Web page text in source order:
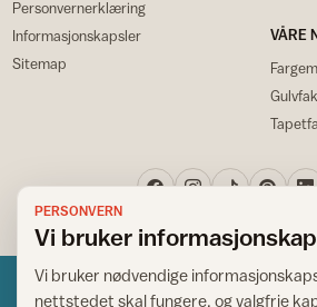
Personvernerklæring
Informasjonskapsler
Sitemap
VÅRE
PERSONVERN
Vi bruker
Vi bruker nødvendige
nettstedet skal fungere, og valgfrie